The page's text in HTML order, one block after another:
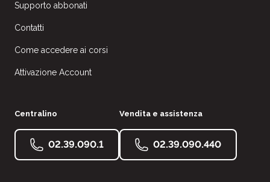
Supporto abbonati
Contatti
Come accedere ai corsi
Attivazione Account
Centralino
02.39.090.1
Vendita e assistenza
02.39.090.440